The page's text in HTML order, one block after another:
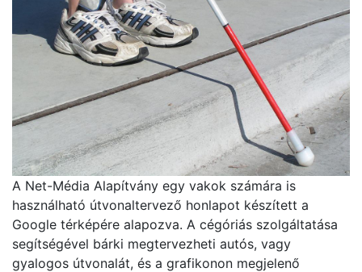
A Net-Média Alapítvány egy vakok számára is
használható útvonaltervező honlapot készített a
Google térképére alapozva. A cégóriás szolgáltatása
segítségével bárki megtervezheti autós, vagy
gyalogos útvonalát, és a grafikonon megjelenő